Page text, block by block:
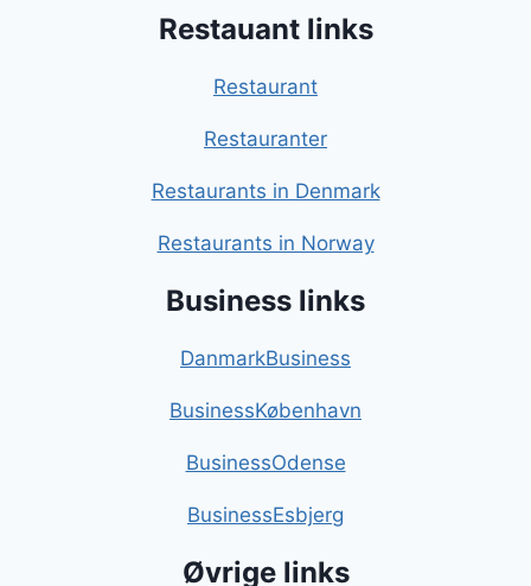
Restauant links
Restaurant
Restauranter
Restaurants in Denmark
Restaurants in Norway
Business links
DanmarkBusiness
BusinessKøbenhavn
BusinessOdense
BusinessEsbjerg
Øvrige links